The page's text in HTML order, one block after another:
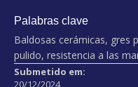
Palabras clave
Baldosas cerámicas, gres
pulido, resistencia a las
Submetido em:
20/12/2024